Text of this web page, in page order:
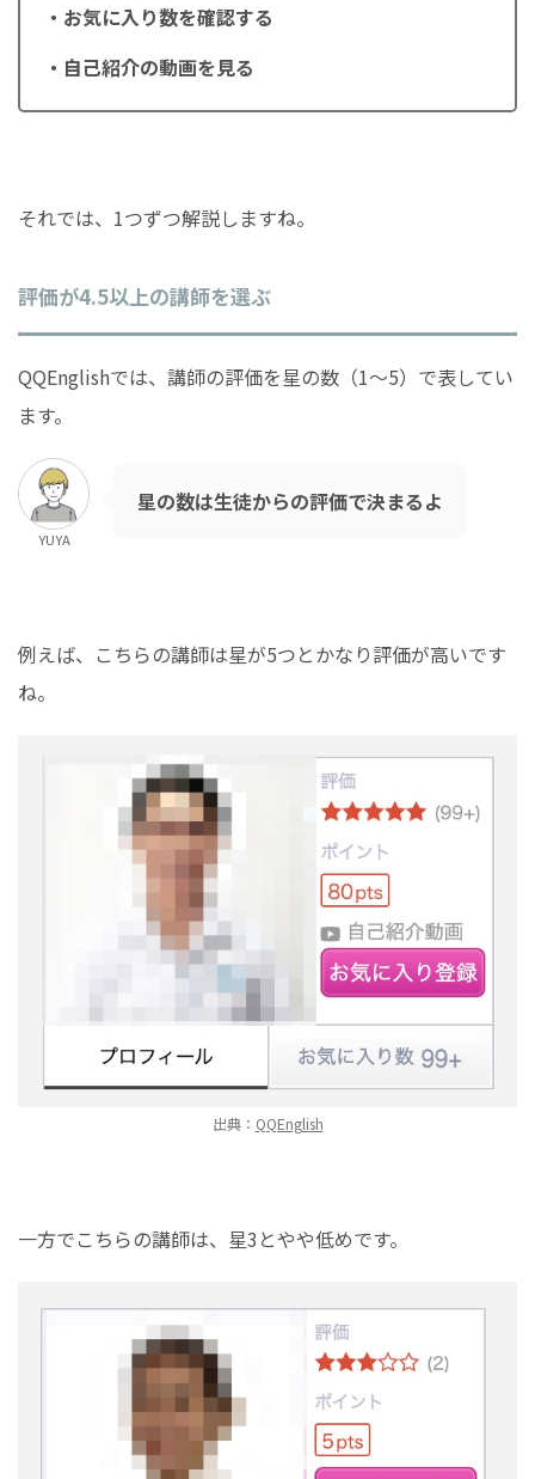
・お気に入り数を確認する
・自己紹介の動画を見る
それでは、1つずつ解説しますね。
評価が4.5以上の講師を選ぶ
QQEnglishでは、講師の評価を星の数（1〜5）で表してい
ます。
YUYA
星の数は生徒からの評価で決まるよ
例えば、こちらの講師は星が5つとかなり評価が高いです
ね。
出典： QQEnglish
一方でこちらの講師は、星3とやや低めです。